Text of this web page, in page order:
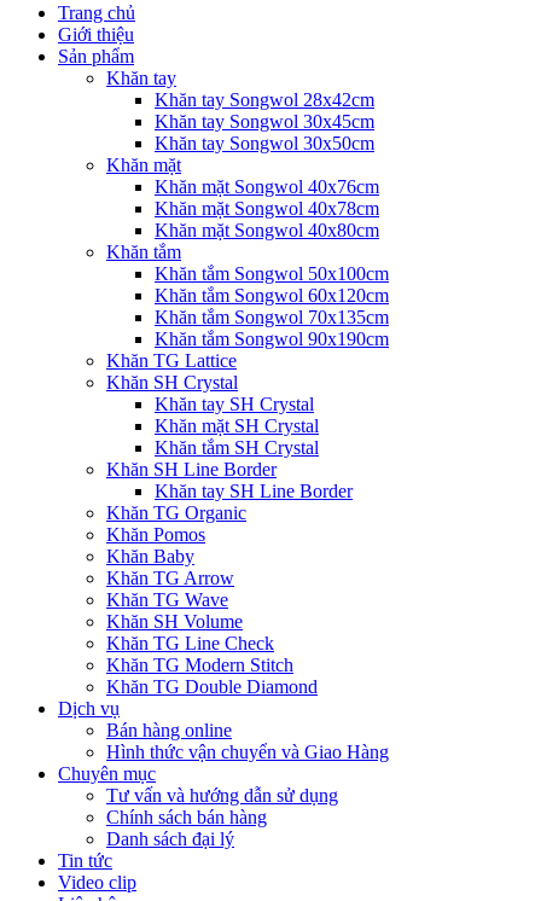
Trang chủ
Giới thiệu
Sản phẩm
Khăn tay
Khăn tay Songwol 28x42cm
Khăn tay Songwol 30x45cm
Khăn tay Songwol 30x50cm
Khăn mặt
Khăn mặt Songwol 40x76cm
Khăn mặt Songwol 40x78cm
Khăn mặt Songwol 40x80cm
Khăn tắm
Khăn tắm Songwol 50x100cm
Khăn tắm Songwol 60x120cm
Khăn tắm Songwol 70x135cm
Khăn tắm Songwol 90x190cm
Khăn TG Lattice
Khăn SH Crystal
Khăn tay SH Crystal
Khăn mặt SH Crystal
Khăn tắm SH Crystal
Khăn SH Line Border
Khăn tay SH Line Border
Khăn TG Organic
Khăn Pomos
Khăn Baby
Khăn TG Arrow
Khăn TG Wave
Khăn SH Volume
Khăn TG Line Check
Khăn TG Modern Stitch
Khăn TG Double Diamond
Dịch vụ
Bán hàng online
Hình thức vận chuyển và Giao Hàng
Chuyên mục
Tư vấn và hướng dẫn sử dụng
Chính sách bán hàng
Danh sách đại lý
Tin tức
Video clip